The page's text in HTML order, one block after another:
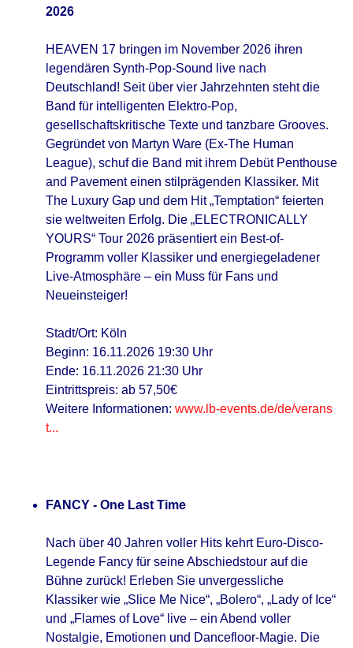
2026
HEAVEN 17 bringen im November 2026 ihren
legendären Synth-Pop-Sound live nach
Deutschland! Seit über vier Jahrzehnten steht die
Band für intelligenten Elektro-Pop,
gesellschaftskritische Texte und tanzbare Grooves.
Gegründet von Martyn Ware (Ex-The Human
League), schuf die Band mit ihrem Debüt Penthouse
and Pavement einen stilprägenden Klassiker. Mit
The Luxury Gap und dem Hit „Temptation“ feierten
sie weltweiten Erfolg. Die „ELECTRONICALLY
YOURS“ Tour 2026 präsentiert ein Best-of-
Programm voller Klassiker und energiegeladener
Live-Atmosphäre – ein Muss für Fans und
Neueinsteiger!
Stadt/Ort: Köln
Beginn: 16.11.2026 19:30 Uhr
Ende: 16.11.2026 21:30 Uhr
Eintrittspreis: ab 57,50€
Weitere Informationen: www.lb-events.de/de/verans
t...
FANCY - One Last Time
Nach über 40 Jahren voller Hits kehrt Euro-Disco-
Legende Fancy für seine Abschiedstour auf die
Bühne zurück! Erleben Sie unvergessliche
Klassiker wie „Slice Me Nice“, „Bolero“, „Lady of Ice“
und „Flames of Love“ live – ein Abend voller
Nostalgie, Emotionen und Dancefloor-Magie. Die